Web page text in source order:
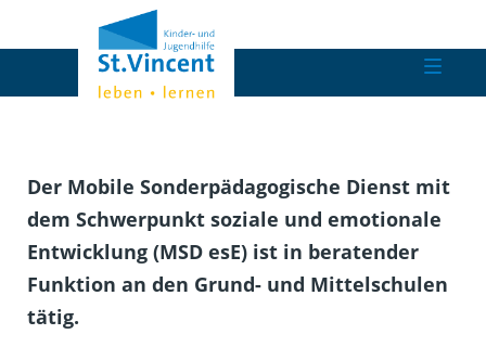
Der Mobile Sonderpädagogische Dienst mit
dem Schwerpunkt soziale und emotionale
Entwicklung (MSD esE) ist in beratender
Funktion an den Grund- und Mittelschulen
tätig.